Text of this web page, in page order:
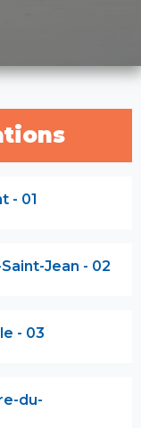
- 01
Jean - 02
- 03
du-